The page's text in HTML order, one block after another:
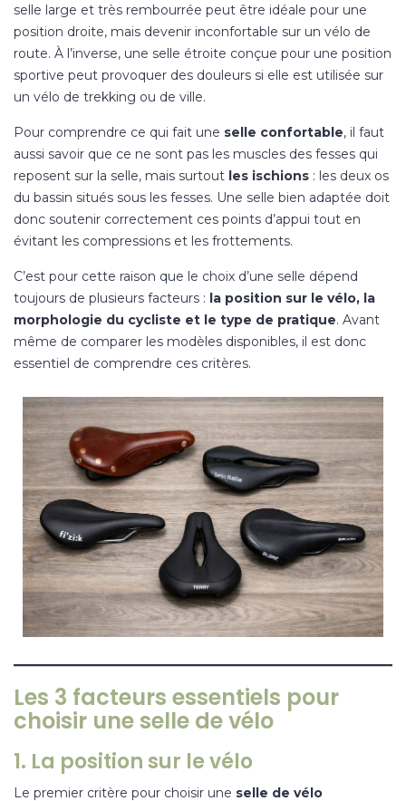
selle large et très rembourrée peut être idéale pour une
position droite, mais devenir inconfortable sur un vélo de
route. À l’inverse, une selle étroite conçue pour une position
sportive peut provoquer des douleurs si elle est utilisée sur
un vélo de trekking ou de ville.
Pour comprendre ce qui fait une selle confortable, il faut
aussi savoir que ce ne sont pas les muscles des fesses qui
reposent sur la selle, mais surtout les ischions : les deux os
du bassin situés sous les fesses. Une selle bien adaptée doit
donc soutenir correctement ces points d’appui tout en
évitant les compressions et les frottements.
C’est pour cette raison que le choix d’une selle dépend
toujours de plusieurs facteurs : la position sur le vélo, la
morphologie du cycliste et le type de pratique. Avant
même de comparer les modèles disponibles, il est donc
essentiel de comprendre ces critères.
Les 3 facteurs essentiels pour
choisir une selle de vélo
1. La position sur le vélo
Le premier critère pour choisir une selle de vélo